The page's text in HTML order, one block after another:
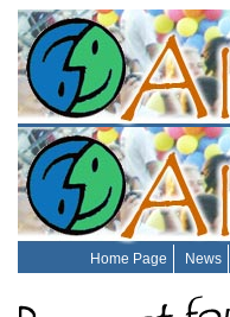
Home Page News